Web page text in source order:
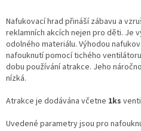
Nafukovací hrad přináší zábavu a
reklamních akcích nejen pro děti. Je
odolného materiálu. Výhodou
nafouknutí pomocí tichého
dobu používání atrakce. Jeho
nízká.
Atrakce je dodávána včetne 1ks
Uvedené parametry jsou pro